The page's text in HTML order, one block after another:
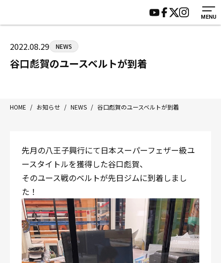
MENU
八王子中屋ボクシングジム
〒192-0072 東京都八王子市南町3-8 第2原嶋ビル1F
Tel/Fax：042-622-7222
営業時間：月〜土 14:00〜22:00 / 日・祝 14:00〜19:00
HOME
ジムについて
トレーニング
入会案内
施設紹介
会員様の声
サポーター募集
2022.08.29 NEWS
谷口彪賀のユースベルトが到着
HOME / お知らせ / NEWS / 谷口彪賀のユースベルトが到着
先月の八王子興行にて日本スーパーフェザー級ユ
ースタイトルを獲得した谷口彪賀、
そのユース戦のベルトが先日ジムに到着しまし
た！